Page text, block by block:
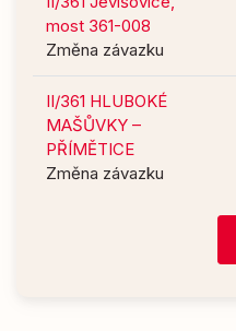
most 361-008
Změna závazku
II/361 HLUBOKÉ
MAŠŮVKY –
PŘÍMĚTICE
Změna závazku